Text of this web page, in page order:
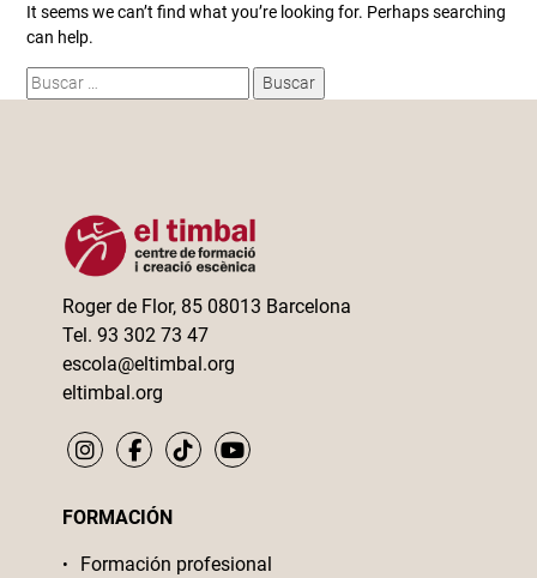
It seems we can’t find what you’re looking for. Perhaps searching
can help.
Buscar:
Roger de Flor, 85 08013 Barcelona
Tel. 93 302 73 47
escola@eltimbal.org
eltimbal.org
FORMACIÓN
Formación profesional